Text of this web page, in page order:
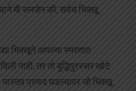
मी समजेन की, सर्वच भिक्खू
भिक्खूने आपल्या स्मरणात
नाही, तर तो बुद्धिपुरस्सर खोटे
प्रमाद घडल्यावर जो भिक्खू